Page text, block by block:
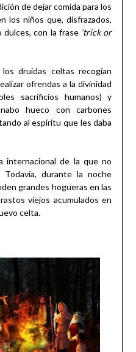
de dejar comida para los
los niños que, disfrazados,
dulces, con la frase‘trick or
druidas celtas recogían
ofrendas a la divinidad
sacrificios humanos) y
hueco con carbones
al espíritu que les daba
internacional de la que no
durante la noche
grandes hogueras en las
viejos acumulados en
celta.